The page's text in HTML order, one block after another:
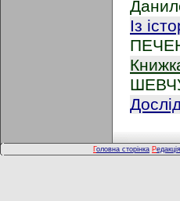
Із
Головна сторінка Редакція